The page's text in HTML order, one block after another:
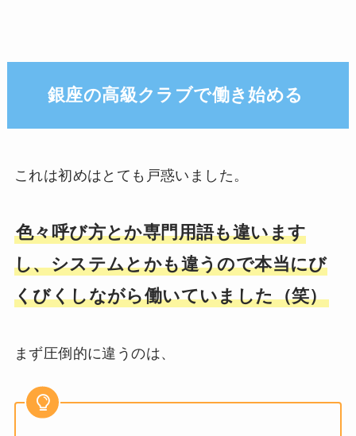
銀座の高級クラブで働き始める
これは初めはとても戸惑いました。
色々呼び方とか専門用語も違います
し、システムとかも違うので本当にび
くびくしながら働いていました（笑）
まず圧倒的に違うのは、